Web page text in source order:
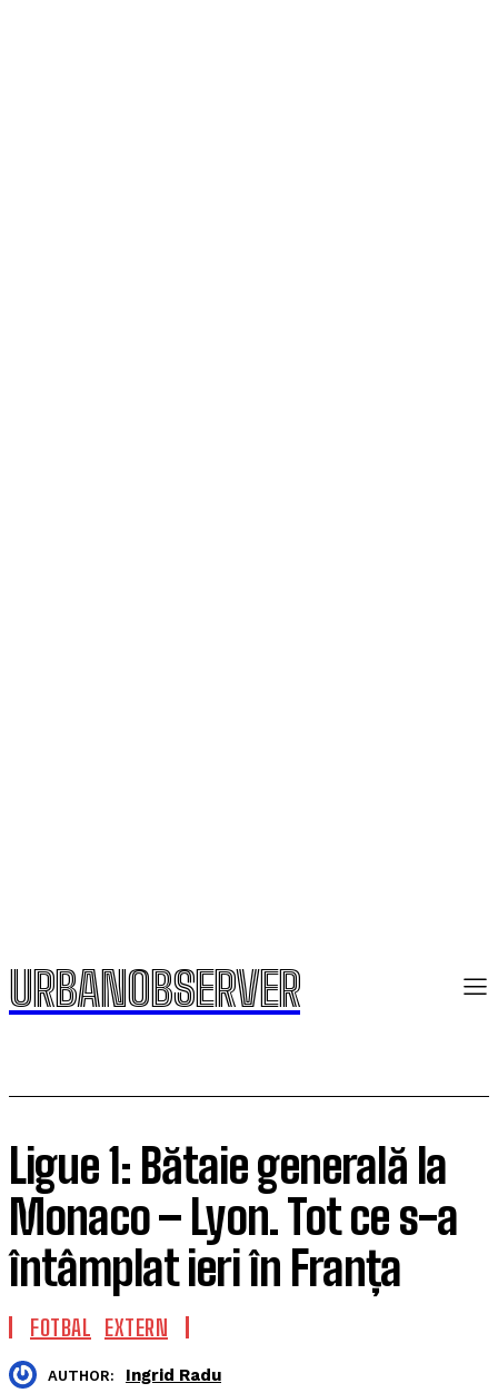
URBANOBSERVER
Ligue 1: Bătaie generală la
Monaco – Lyon. Tot ce s-a
întâmplat ieri în Franța
FOTBAL EXTERN
AUTHOR: Ingrid Radu